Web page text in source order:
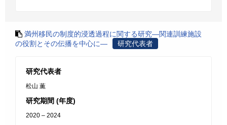
満州移民の制度的浸透過程に関する研究―関連訓練施設
の役割とその伝播を中心に―
研究代表者
研究代表者
松山 薫
研究期間 (年度)
2020 – 2024